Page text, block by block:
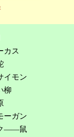
カス
イモン
柳
ーガン
――鼠